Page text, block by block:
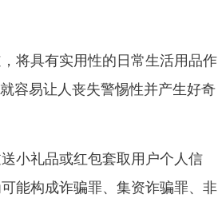
将具有实用性的日常生活用品作
容易让人丧失警惕性并产生好奇
小礼品或红包套取用户个人信
能构成诈骗罪、集资诈骗罪、非